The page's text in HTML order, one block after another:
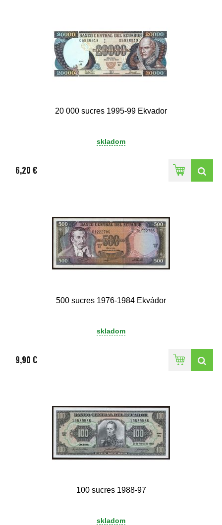
20 000 sucres 1995-99 Ekvador
skladom
6,20 €
500 sucres 1976-1984 Ekvádor
skladom
9,90 €
100 sucres 1988-97
skladom